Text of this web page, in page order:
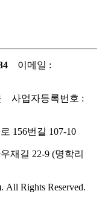
이메일 :
사업자등록번호 :
156번길 107-10
재길 22-9 (명학리
Rights Reserved.